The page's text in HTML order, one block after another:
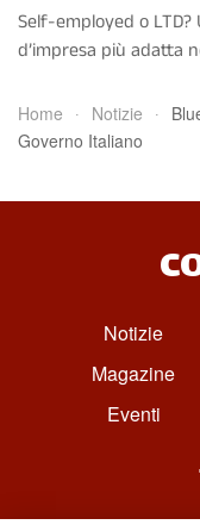
Self-employed o
d’impresa più adatta
Home Notizie
Governo Italiano
Notizie
Magazine
Eventi